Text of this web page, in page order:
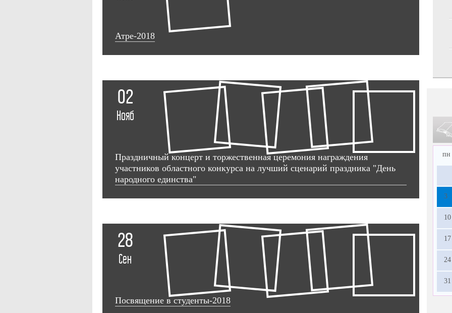
Атре-2018
02
Нояб
Праздничный концерт и торжественная церемония награждения
участников областного конкурса на лучший сценарий праздника "День
народного единства"
28
Сен
Посвящение в студенты-2018
пн
3
10
17
24
31